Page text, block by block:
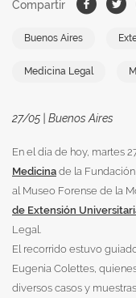
Compartir
Buenos Aires
Medicina Legal
27/05 | Buenos Aires
En el día de hoy, martes
Medicina de la
al Museo Forense de la
de Extensión
Legal.
El recorrido estuvo
Eugenia Colettes,
diversos casos y